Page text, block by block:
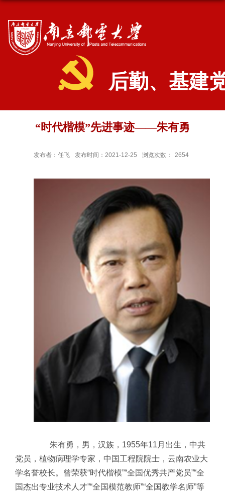
后勤、基建
“时代楷模”先进事迹——朱有勇
发布者：任飞 发布时间：2021-12-25 浏览次数： 2654
朱有勇，男，汉族，1955年11月出生，中共
党员，植物病理学专家，中国工程院院士，云南农业大
学名誉校长。曾荣获“时代楷模”“全国优秀共产党员”“全
国杰出专业技术人才”“全国模范教师”“全国教学名师”等